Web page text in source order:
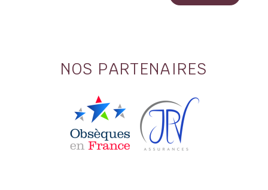
NOS PARTENAIRES